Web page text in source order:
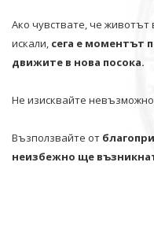
Ако чувствате, че животът
искали, сега е моментът
движите в нова посока.
Не изисквайте
Възползвайте от
неизбежно ще